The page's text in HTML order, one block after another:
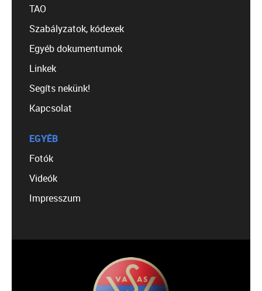
TAO
Szabályzatok, kódexek
Egyéb dokumentumok
Linkek
Segíts nekünk!
Kapcsolat
EGYÉB
Fotók
Videók
Impresszum